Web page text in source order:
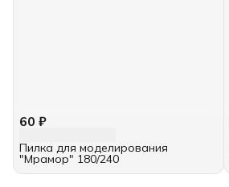
60 ₽
Пилка для моделирования
"Мрамор" 180/240